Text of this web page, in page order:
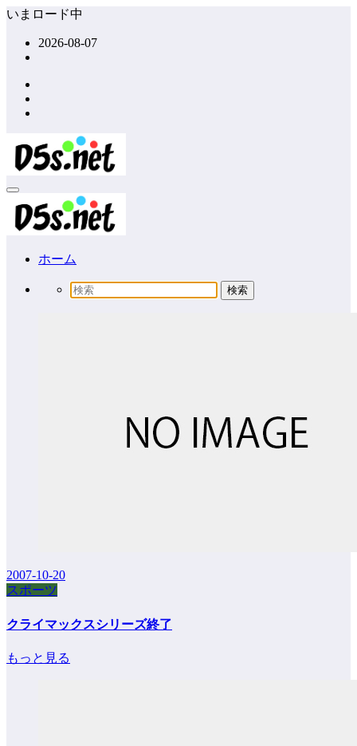
コ
ッ
プ
いまロード中
2026-08-07
ホーム
2007-10-20
スポーツ
クライマックスシリーズ終了
もっと見る